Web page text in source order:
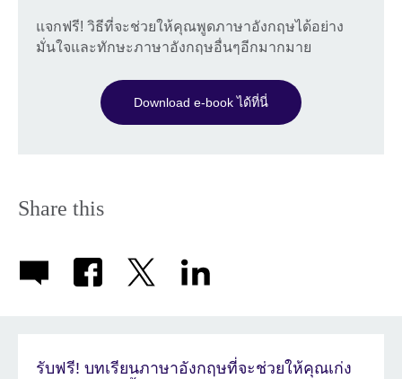
แจกฟรี! วิธีที่จะช่วยให้คุณพูดภาษาอังกฤษได้อย่าง
มั่นใจและทักษะภาษาอังกฤษอื่นๆอีกมากมาย
Download e-book ได้ที่นี่
Share this
รับฟรี! บทเรียนภาษาอังกฤษที่จะช่วยให้คุณเก่ง